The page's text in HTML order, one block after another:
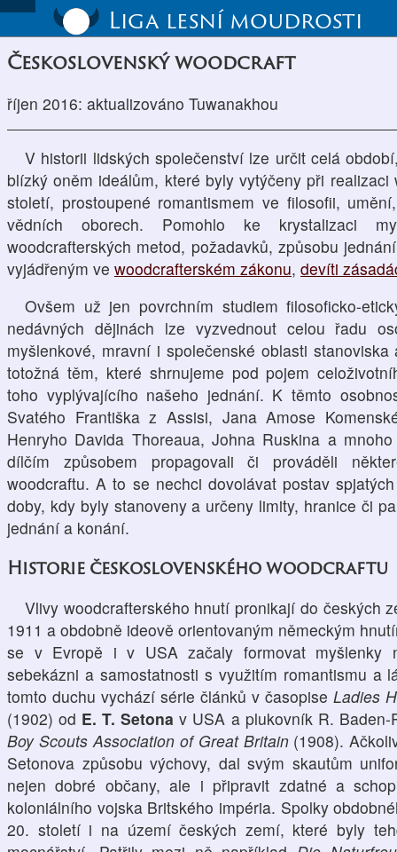
Liga lesní moudrosti
Československý woodcraft
říjen 2016: aktualizováno Tuwanakhou
V historii lidských společenství lze určit celá
blízký oněm ideálům, které byly vytýčeny při
století, prostoupené romantismem ve filosofii,
vědních oborech. Pomohlo ke krystalizaci
woodcrafterských metod, požadavků, způsobu
vyjádřeným ve woodcrafterském zákonu, devíti
Ovšem už jen povrchním studiem filosoficko-
nedávných dějinách lze vyzvednout celou řadu
myšlenkové, mravní i společenské oblasti
totožná těm, které shrnujeme pod pojem
toho vyplývajícího našeho jednání. K těmto
Svatého Františka z Assisi, Jana Amose
Henryho Davida Thoreaua, Johna Ruskina a
dílčím způsobem propagovali či prováděli
woodcraftu. A to se nechci dovolávat postav
doby, kdy byly stanoveny a určeny limity, hranice či
jednání a konání.
Historie československého woodcraftu
Vlivy woodcrafterského hnutí pronikají do českých
1911 a obdobně ideově orientovaným německým
se v Evropě i v USA začaly formovat myšlenky
sebekázni a samostatnosti s využitím romantismu a
tomto duchu vychází série článků v časopise Ladies
(1902) od E. T. Setona v USA a plukovník R.
Boy Scouts Association of Great Britain(1908).
Setonova způsobu výchovy, dal svým skautům
nejen dobré občany, ale i připravit zdatné a
koloniálního vojska Britského impéria. Spolky
20. století i na území českých zemí, které byly